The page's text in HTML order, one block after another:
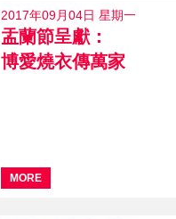
2017年09月04日 星期一
盂蘭節呈獻：
博愛燒衣傳萬家
MORE